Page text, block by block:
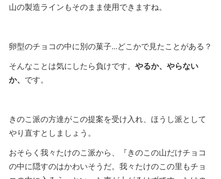
山の製造ラインもそのまま使用できますね。
卵型のチョコの中に別の菓子...どこかで見たことがある？
そんなことは気にしたら負けです。 やるか、やらない
か、 です。
きのこ派の方達がこの提案を受け入れ、ほうし派として
やり直すとしましょう。
おそらく我々たけのこ派から、『きのこの山だけチョコ
の中に隠すのはかわいそうだ。我々たけのこの里もチョ